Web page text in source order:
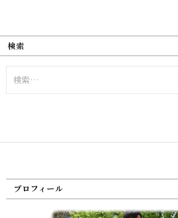
検索
索:
プロフィール